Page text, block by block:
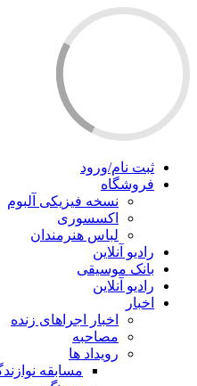
ثبت نام/ورود
فروشگاه
نسخه فیزیکی آلبوم
اکسسوری
لباس هنرمندان
رادیو آنلاین
بانک موسیقی
رادیو آنلاین
اخبار
اخبار اجراهای زنده
مصاحبه
رویداد ها
مسابقه